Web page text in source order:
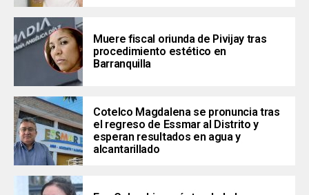
Muere fiscal oriunda de Pivijay tras
procedimiento estético en
Barranquilla
Cotelco Magdalena se pronuncia tras
el regreso de Essmar al Distrito y
esperan resultados en agua y
alcantarillado